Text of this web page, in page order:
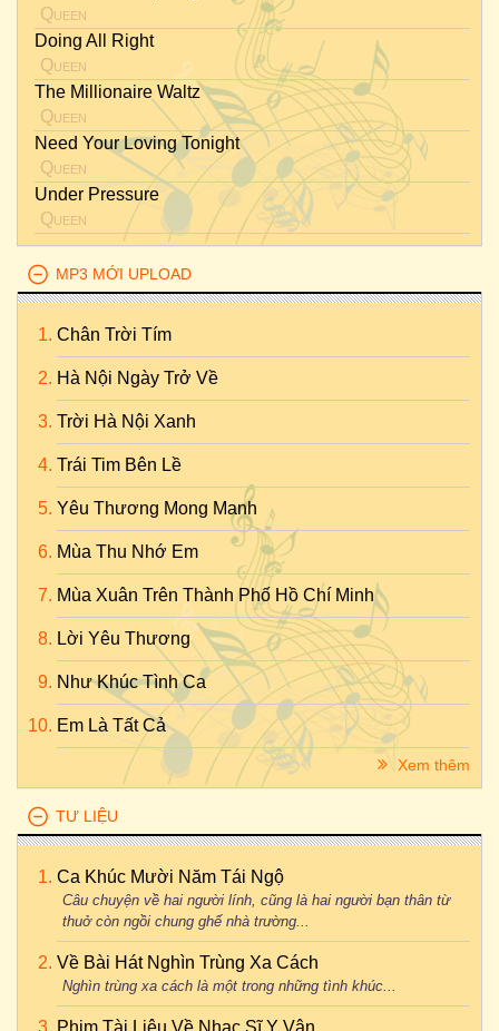
Queen
Doing All Right
Queen
The Millionaire Waltz
Queen
Need Your Loving Tonight
Queen
Under Pressure
Queen
MP3 MỚI UPLOAD
Chân Trời Tím
Hà Nội Ngày Trở Về
Trời Hà Nội Xanh
Trái Tim Bên Lề
Yêu Thương Mong Manh
Mùa Thu Nhớ Em
Mùa Xuân Trên Thành Phố Hồ Chí Minh
Lời Yêu Thương
Như Khúc Tình Ca
Em Là Tất Cả
Xem thêm
TƯ LIỆU
Ca Khúc Mười Năm Tái Ngộ
Câu chuyện về hai người lính, cũng là hai người bạn thân từ
thuở còn ngồi chung ghế nhà trường...
Về Bài Hát Nghìn Trùng Xa Cách
Nghìn trùng xa cách là một trong những tình khúc...
Phim Tài Liệu Về Nhạc Sĩ Y Vân